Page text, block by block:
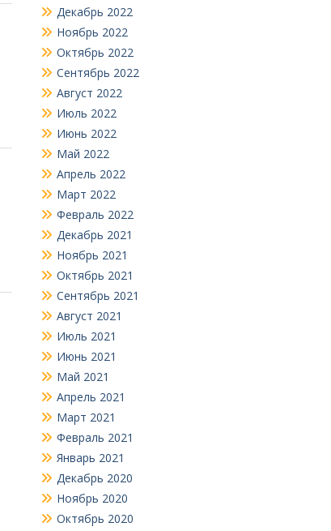
Декабрь 2022
Ноябрь 2022
Октябрь 2022
Сентябрь 2022
Август 2022
Июль 2022
Июнь 2022
Май 2022
Апрель 2022
Март 2022
Февраль 2022
Декабрь 2021
Ноябрь 2021
Октябрь 2021
Сентябрь 2021
Август 2021
Июль 2021
Июнь 2021
Май 2021
Апрель 2021
Март 2021
Февраль 2021
Январь 2021
Декабрь 2020
Ноябрь 2020
Октябрь 2020